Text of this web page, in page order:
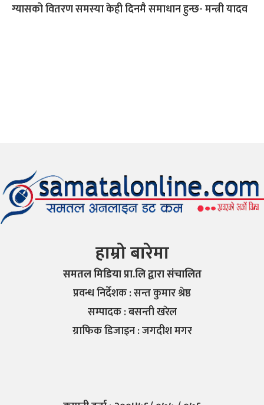
ग्यासको वितरण समस्या केही दिनमै समाधान हुन्छ- मन्त्री यादव
हाम्रो बारेमा
समतल मिडिया प्रा.लि द्वारा संचालित
प्रवन्ध निर्देशक : सन्त कुमार श्रेष्ठ
सम्पादक : बसन्ती खरेल
ग्राफिक डिजाइन : जगदीश मगर